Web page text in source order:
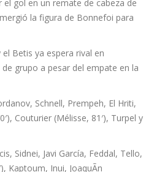
gol en un remate de cabeza de
la figura de Bonnefoi para
Betis ya espera rival en
grupo a pesar del empate en la
Schnell, Prempeh, El Hriti,
Couturier (Mélisse, 81′), Turpel y
Sidnei, Javi Garcí­a, Feddal, Tello,
Kaptoum, Inui, JoaquÃ­n